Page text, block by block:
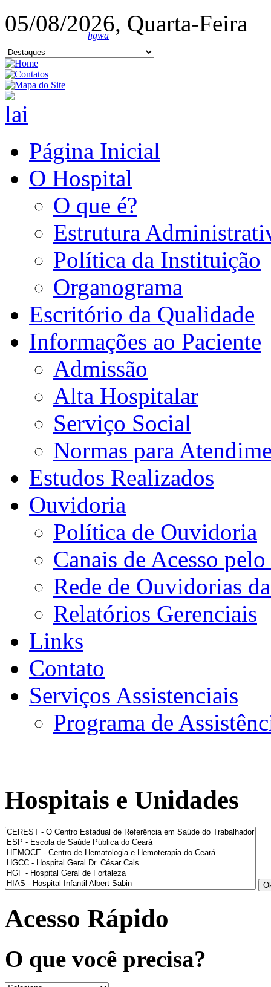
05/08/2026, Quarta-Feira
hgwa
Página Inicial
O Hospital
O que é?
Estrutura
Política da Instituição
Organograma
Escritório da Qualidade
Informações ao Paciente
Admissão
Alta Hospitalar
Serviço Social
Normas para
Estudos Realizados
Ouvidoria
Política de Ouvidoria
Canais de Acesso
Rede de Ouvidorias
Relatórios Gerenciais
Links
Contato
Serviços Assistenciais
Programa de
Hospitais e Unidades
Acesso Rápido
O que você precisa?